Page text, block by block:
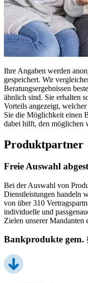
Ihre Angaben werden
gespeichert. Wir
Beratungsergebnissen
ähnlich sind. Sie erhalten
Vorteils angezeigt,
Sie die Möglichkeit einen
dabei hilft, den möglichen
Produktpartner
Freie Auswahl
Bei der Auswahl von
Dienstleistungen handeln
von über 310
individuelle und
Zielen unserer Mandanten
Bankprodukte gem.